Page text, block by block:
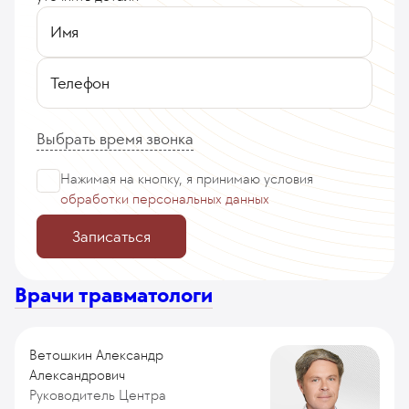
Имя
Телефон
Выбрать время звонка
Нажимая на кнопку, я принимаю условия
обработки персональных данных
Записаться
Врачи травматологи
Ветошкин Александр
Александрович
Руководитель Центра